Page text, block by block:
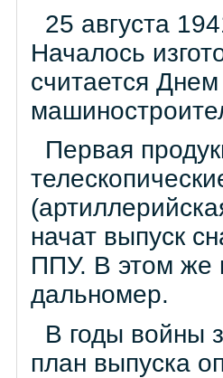
25 августа
Началось
считается
Первая
начат выпуск
ППУ. В этом же
дальномер.
В годы войны
план выпуска